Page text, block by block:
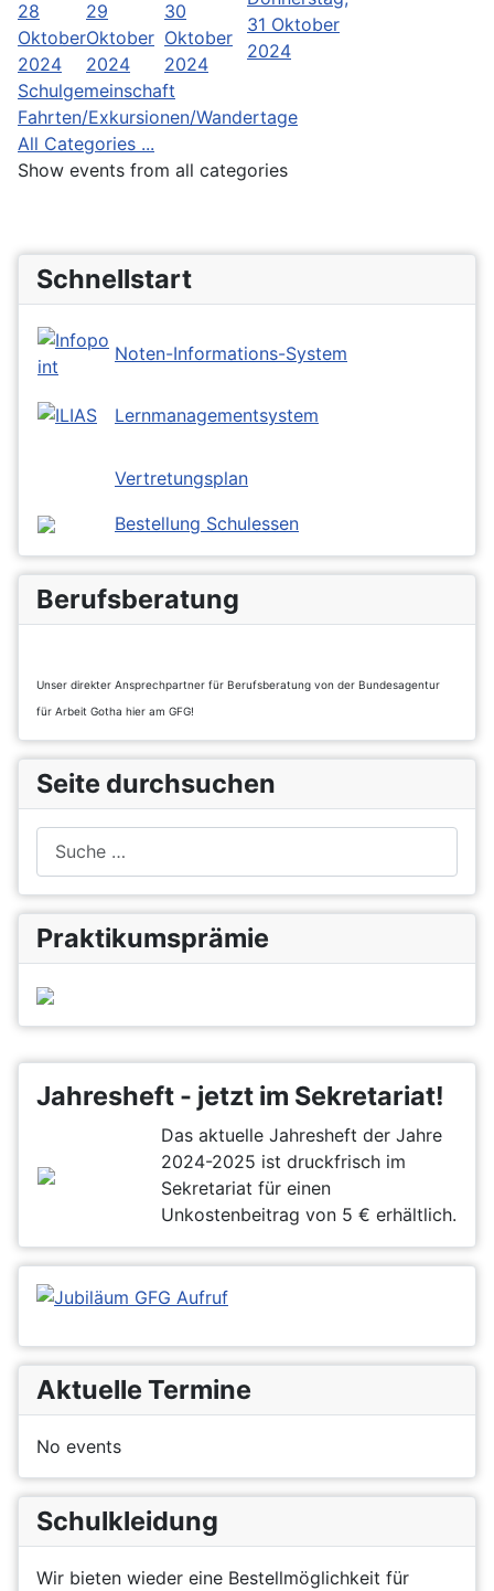
Jahresheft - jetzt im Sekretariat!
Das aktuelle Jahresheft der Jahre
2024-2025 ist druckfrisch im
Sekretariat für einen
Unkostenbeitrag von 5 € erhältlich.
Aktuelle Termine
No events
Schulkleidung
Wir bieten wieder eine Bestellmöglichkeit für
28
Oktober
2024
29
Oktober
2024
30
Oktober
2024
31 Oktober
2024
Schulgemeinschaft
Fahrten/Exkursionen/Wandertage
All Categories ...
Show events from all categories
Schnellstart
Noten-Informations-System
Lernmanagementsystem
Vertretungsplan
Bestellung Schulessen
Berufsberatung
Unser direkter Ansprechpartner für Berufsberatung von der Bundesagentur
für Arbeit Gotha hier am GFG!
Seite durchsuchen
Praktikumsprämie